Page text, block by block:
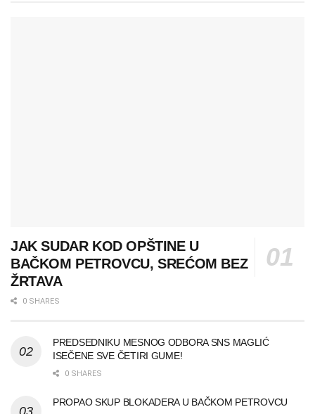
JAK SUDAR KOD OPŠTINE U
BAČKOM PETROVCU, SREĆOM BEZ
ŽRTAVA
0 SHARES
PREDSEDNIKU MESNOG ODBORA SNS MAGLIĆ
ISEČENE SVE ČETIRI GUME!
0 SHARES
PROPAO SKUP BLOKADERA U BAČKOM PETROVCU